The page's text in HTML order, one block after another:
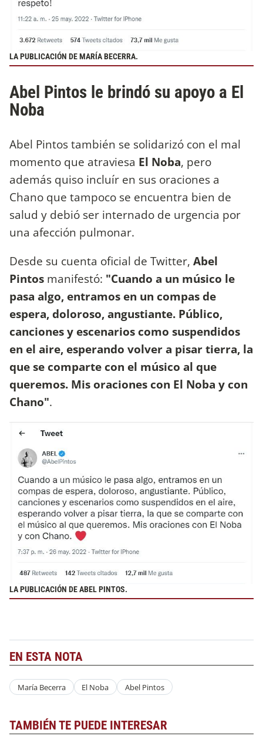
LA PUBLICACIÓN DE MARÍA BECERRA.
Abel Pintos le brindó su apoyo a El
Noba
Abel Pintos también se solidarizó con el mal
momento que atraviesa El Noba, pero
además quiso incluír en sus oraciones a
Chano que tampoco se encuentra bien de
salud y debió ser internado de urgencia por
una afección pulmonar.
Desde su cuenta oficial de Twitter, Abel
Pintos manifestó: "Cuando a un músico le
pasa algo, entramos en un compas de
espera, doloroso, angustiante. Público,
canciones y escenarios como suspendidos
en el aire, esperando volver a pisar tierra, la
que se comparte con el músico al que
queremos. Mis oraciones con El Noba y con
Chano".
LA PUBLICACIÓN DE ABEL PINTOS.
EN ESTA NOTA
María Becerra El Noba Abel Pintos
TAMBIÉN TE PUEDE INTERESAR